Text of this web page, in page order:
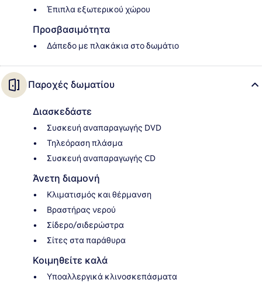
Έπιπλα εξωτερικού χώρου
Προσβασιμότητα
Δάπεδο με πλακάκια στο δωμάτιο
Παροχές δωματίου
Διασκεδάστε
Συσκευή αναπαραγωγής DVD
Τηλεόραση πλάσμα
Συσκευή αναπαραγωγής CD
Άνετη διαμονή
Κλιματισμός και θέρμανση
Βραστήρας νερού
Σίδερο/σιδερώστρα
Σίτες στα παράθυρα
Κοιμηθείτε καλά
Υποαλλεργικά κλινοσκεπάσματα